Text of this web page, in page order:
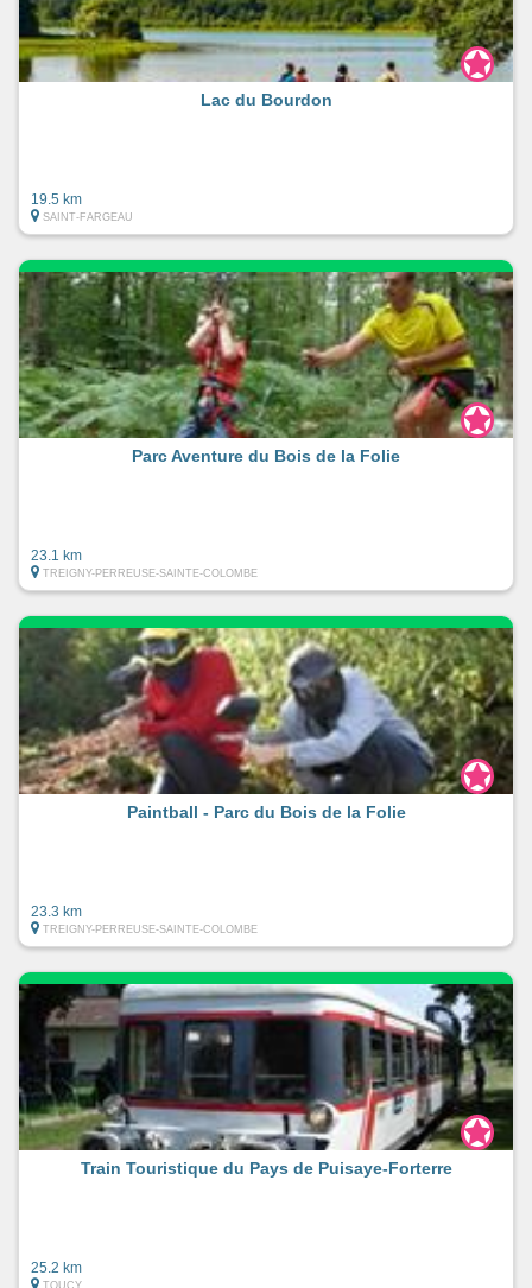
Lac du Bourdon
19.5 km
SAINT-FARGEAU
Parc Aventure du Bois de la Folie
23.1 km
TREIGNY-PERREUSE-SAINTE-COLOMBE
Paintball - Parc du Bois de la Folie
23.3 km
TREIGNY-PERREUSE-SAINTE-COLOMBE
Train Touristique du Pays de Puisaye-Forterre
25.2 km